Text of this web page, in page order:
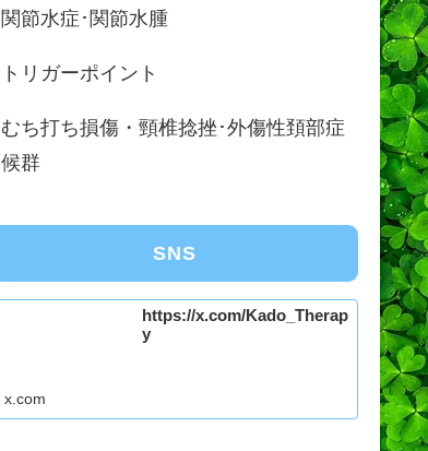
関節水症･関節水腫
トリガーポイント
むち打ち損傷・頸椎捻挫･外傷性頚部症
候群
SNS
https://x.com/Kado_Therap
y
x.com